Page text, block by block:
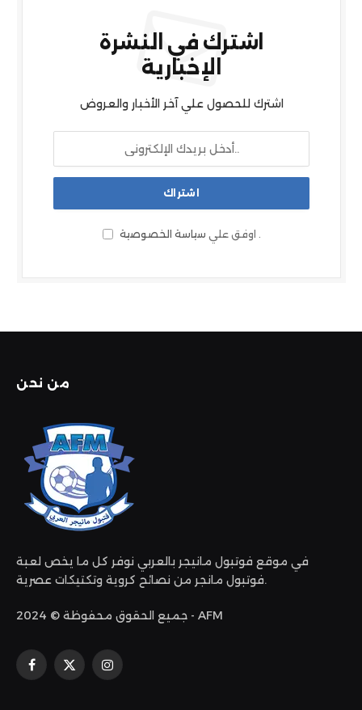
اشترك في النشرة
الإخبارية
اشترك للحصول علي آخر الأخبار والعروض
اوفق علي سياسة الخصوصية .
من نحن
في موقع فوتبول مانيجر بالعربي نوفر كل ما يخص لعبة
فوتبول مانجر من نصائح كروية وتكتيكات عصرية.
جميع الحقوق محفوظة © 2024 - AFM
فيسبوك
X
الانستغرام